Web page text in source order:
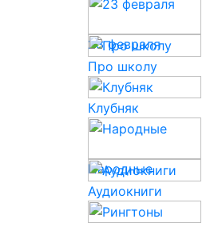
23 февраля
Про школу
Клубняк
Народные
Аудиокниги